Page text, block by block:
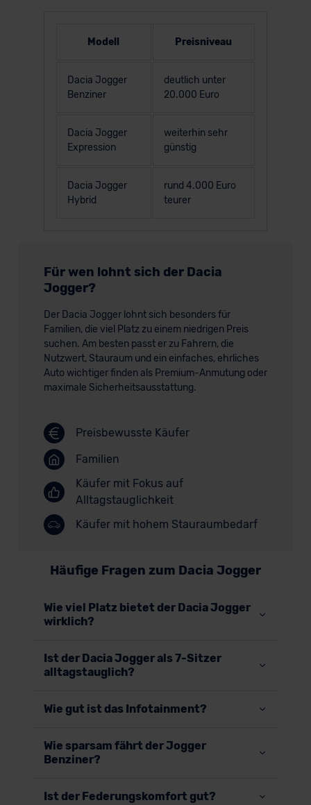
Modell Preisniveau
Dacia Jogger
Benziner
deutlich unter
20.000 Euro
Dacia Jogger
Expression
weiterhin sehr
günstig
Dacia Jogger
Hybrid
rund 4.000 Euro
teurer
Für wen lohnt sich der Dacia
Jogger?
Der Dacia Jogger lohnt sich besonders für
Familien, die viel Platz zu einem niedrigen Preis
suchen. Am besten passt er zu Fahrern, die
Nutzwert, Stauraum und ein einfaches, ehrliches
Auto wichtiger finden als Premium-Anmutung oder
maximale Sicherheitsausstattung.
Preisbewusste Käufer
Familien
Käufer mit Fokus auf
Alltagstauglichkeit
Käufer mit hohem Stauraumbedarf
Häufige Fragen zum Dacia Jogger
Wie viel Platz bietet der Dacia Jogger
wirklich?
Ist der Dacia Jogger als 7-Sitzer
alltagstauglich?
Wie gut ist das Infotainment?
Wie sparsam fährt der Jogger
Benziner?
Ist der Federungskomfort gut?